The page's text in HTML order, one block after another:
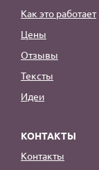
Как это работает
Цены
Отзывы
Тексты
Идеи
КОНТАКТЫ
Контакты